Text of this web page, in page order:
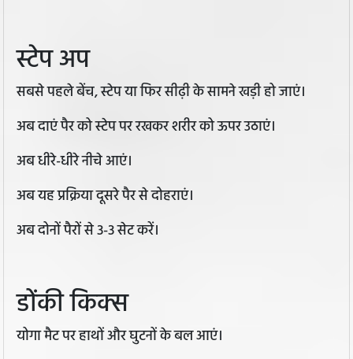
स्टेप अप
सबसे पहले बेंच, स्टेप या फिर सीढ़ी के सामने खड़ी हो जाएं।
अब दाएं पैर को स्टेप पर रखकर शरीर को ऊपर उठाएं।
अब धीरे-धीरे नीचे आएं।
अब यह प्रक्रिया दूसरे पैर से दोहराएं।
अब दोनों पैरों से 3-3 सेट करें।
डोंकी किक्स
योगा मैट पर हाथों और घुटनों के बल आएं।